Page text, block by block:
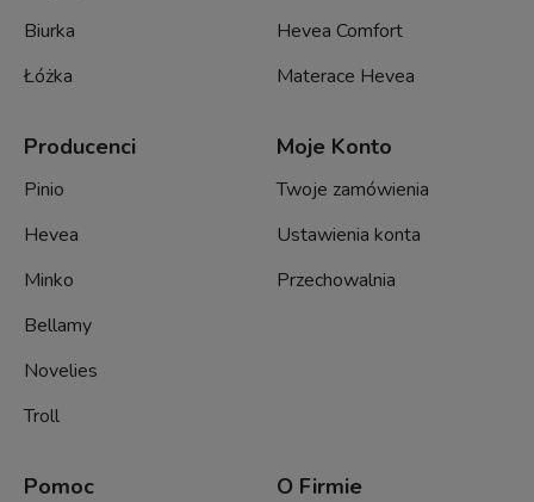
Biurka
Łóżka
Hevea Comfort
Materace Hevea
Producenci
Pinio
Hevea
Minko
Bellamy
Novelies
Troll
Moje Konto
Twoje zamówienia
Ustawienia konta
Przechowalnia
Pomoc O Firmie